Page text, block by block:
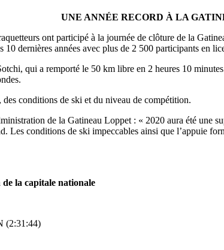
UNE ANNÉE RECORD À LA
ont participé à la journée de clôture de la
10 dernières années avec plus de 2 500 participants en
qui a remporté le 50 km libre en 2 heures 10
conditions de ski et du niveau de compétition.
de la Gatineau Loppet : « 2020 aura été une
Les conditions de ski impeccables ainsi que l’appuie
la capitale nationale
(2:31:44)